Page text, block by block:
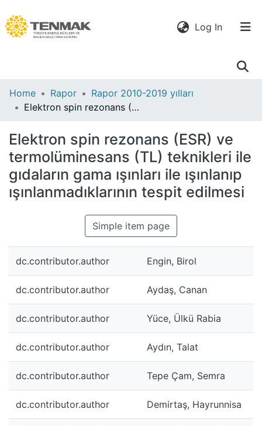
Log In(current)
Communities
& Collections
Statistics
Home Rapor
Rapor 2010-2019 yılları
Elektron spin rezonans (ESR) ve termolüminesans (TL) teknikleri ile gıdaların gama ışınları ile ışınlanıp ışınlanmadıklarının tespit edilmesi
Elektron spin rezonans (ESR) ve
termolüminesans (TL) teknikleri ile
gıdaların gama ışınları ile ışınlanıp
ışınlanmadıklarının tespit edilmesi
Simple item page
dc.contributor.author Engin, Birol
dc.contributor.author Aydaş, Canan
dc.contributor.author Yüce, Ülkü Rabia
dc.contributor.author Aydın, Talat
dc.contributor.author Tepe Çam, Semra
dc.contributor.author Demirtaş, Hayrunnisa